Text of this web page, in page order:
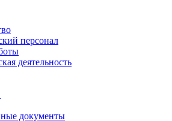
персонал
деятельность
документы